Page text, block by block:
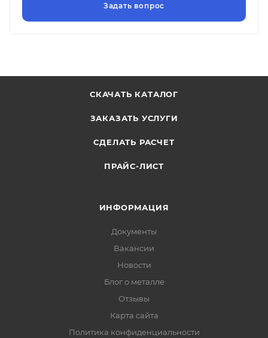
СКАЧАТЬ КАТАЛОГ
ЗАКАЗАТЬ УСЛУГИ
СДЕЛАТЬ РАСЧЕТ
ПРАЙС-ЛИСТ
ИНФОРМАЦИЯ
Документы
Вакансии
Новости
Блог о металле
Отзывы
Карта сайта
Политика конфиденциальности